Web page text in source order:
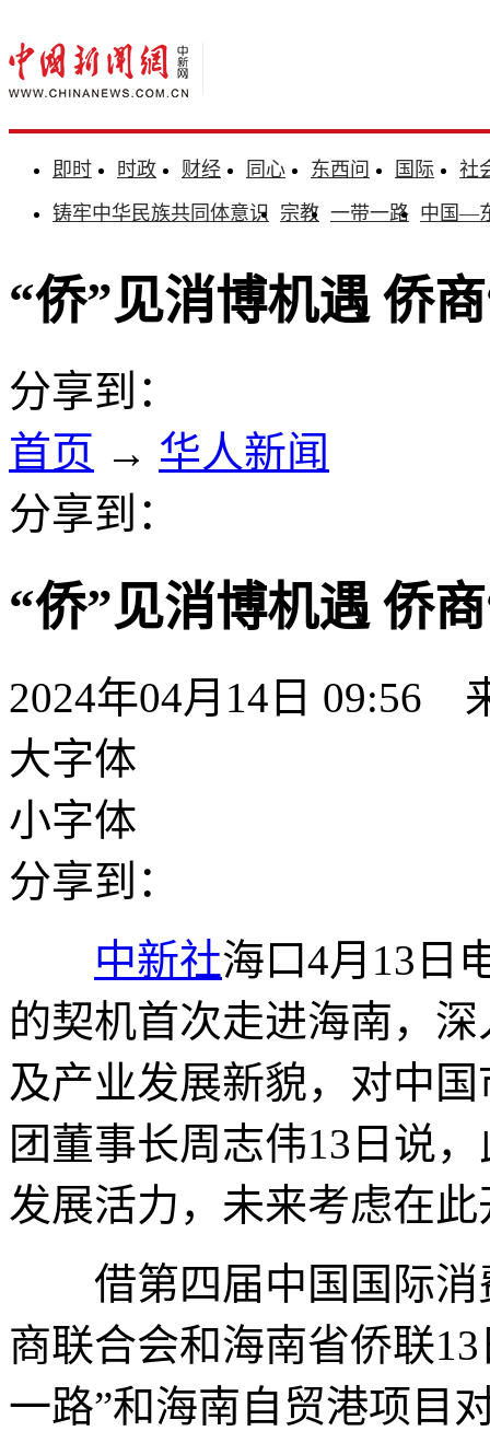
即时 时政 财经 同心 东西问 国际
社
铸牢中华民族共同体意识 宗教 一带一路 中国—
“侨”见消博机遇 侨
分享到：
首页 → 华人新闻
分享到：
“侨”见消博机遇 侨
2024年04月14日 09:56
大字体
小字体
分享到：
中新社海口4月13日
的契机首次走进海南，
及产业发展新貌，对中
团董事长周志伟13日说
发展活力，未来考虑在
借第四届中国国际消
商联合会和海南省侨联
一路”和海南自贸港项目